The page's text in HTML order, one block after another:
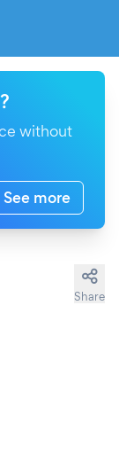
without
See more
Share